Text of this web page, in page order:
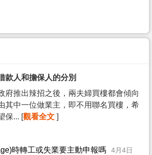
款人和擔保人的分別
府推出辣招之後，兩夫婦買樓都會傾向
其中一位做業主，即不用聯名買樓，希
保... [觀看全文 ]
時轉工或失業要主動申報嗎 4月4日